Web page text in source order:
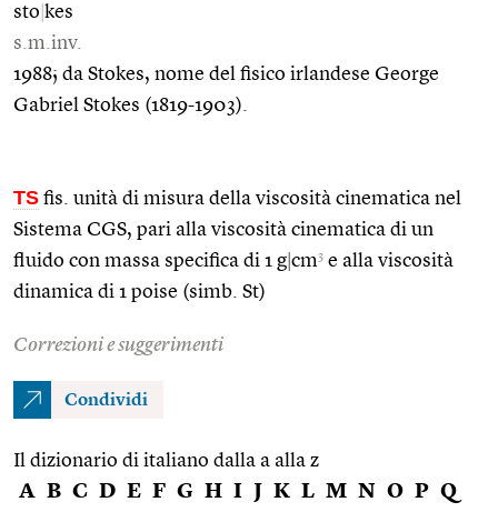
sto kes
s.m.inv.
1988; da Stokes, nome del fisico irlandese George
Gabriel Stokes (1819-1903).
TS fis. unità di misura della viscosità cinematica nel
Sistema CGS, pari alla viscosità cinematica di un
fluido con massa specifica di 1 g cm3 e alla viscosità
dinamica di 1 poise (simb. St)
Correzioni e suggerimenti
Condividi
Il dizionario di italiano dalla a alla z
A B C D E F G H I J K L M N O P Q